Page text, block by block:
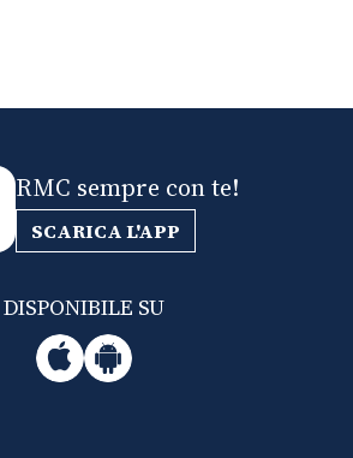
RMC sempre con te!
SCARICA L'APP
DISPONIBILE SU